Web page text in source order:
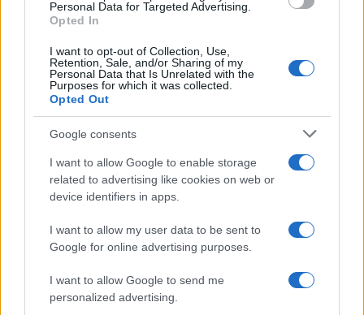
Personal Data for Targeted Advertising.
Opted In
I want to opt-out of Collection, Use,
Retention, Sale, and/or Sharing of my
Personal Data that Is Unrelated with the
Purposes for which it was collected.
Opted Out
Google consents
I want to allow Google to enable storage
related to advertising like cookies on web or
device identifiers in apps.
I want to allow my user data to be sent to
Google for online advertising purposes.
I want to allow Google to send me
personalized advertising.
rappresenta un punto di riferimento per chi convive
con un pet: semplifica le procedure amministrative,
valorizza laresponsabilitàdel detentore e aiuta a
mantenere elevati standard disalute pubblica
benessere animale. Dall’anagrafe alla mobilità,
ogni servizio è pensato per coniugare tutela,
legalità e praticità nell’interesse di animali e
cittadini.
AUTORE
Greta Salvati, giornalista specializzata in
animali domestici e benessere animale,